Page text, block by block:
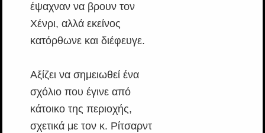
έψαχναν να βρουν τον
Χένρι, αλλά εκείνος
κατόρθωνε και διέφευγε.
Αξίζει να σημειωθεί ένα
σχόλιο που έγινε από
κάτοικο της περιοχής,
σχετικά με τον κ. Ρίτσαρντ